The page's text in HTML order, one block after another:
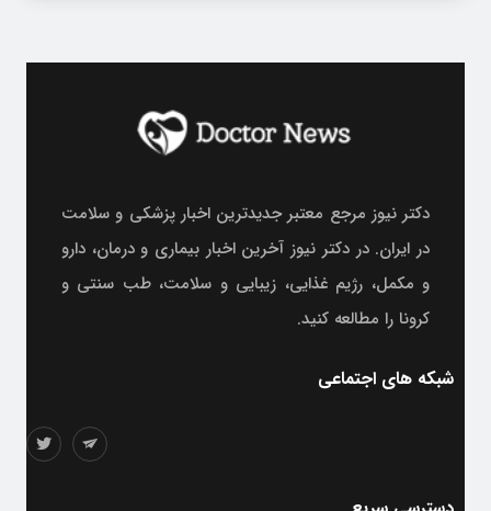
دکتر نیوز مرجع معتبر جدیدترین اخبار پزشکی و سلامت
در ایران. در دکتر نیوز آخرین اخبار بیماری و درمان، دارو
و مکمل، رژیم غذایی، زیبایی و سلامت، طب سنتی و
کرونا را مطالعه کنید.
شبکه های اجتماعی